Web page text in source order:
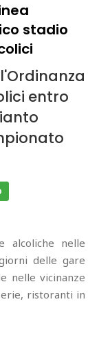
stadio
entro
alcoliche nelle
delle gare
nelle vicinanze
ristoranti in